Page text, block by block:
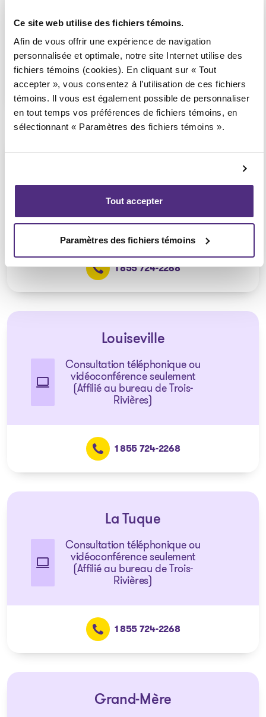
Ce site web utilise des fichiers témoins.
Afin de vous offrir une expérience de navigation
personnalisée et optimale, notre site Internet utilise des
fichiers témoins (cookies). En cliquant sur « Tout
accepter », vous consentez à l’utilisation de ces fichiers
témoins. Il vous est également possible de personnaliser
en tout temps vos préférences de fichiers témoins, en
sélectionnant « Paramètres des fichiers témoins ».
Tout accepter
Paramètres des fichiers témoins
vidéoconférence seulement
(Affilié au bureau de
Victoriaville)
1 855 724-2268
Consultation téléphonique ou
vidéoconférence seulement, 92, place
du 21-Mars,
Nicolet
1 855 724-2268
Louiseville
Consultation téléphonique ou
vidéoconférence seulement
(Affilié au bureau de Trois-
Rivières)
1 855 724-2268
La Tuque
Consultation téléphonique ou
vidéoconférence seulement
(Affilié au bureau de Trois-
Rivières)
1 855 724-2268
Grand-Mère